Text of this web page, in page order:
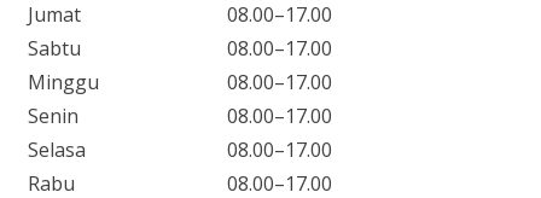
Jumat
08.00–17.00
Sabtu
08.00–17.00
Minggu
08.00–17.00
Senin
08.00–17.00
Selasa
08.00–17.00
Rabu
08.00–17.00